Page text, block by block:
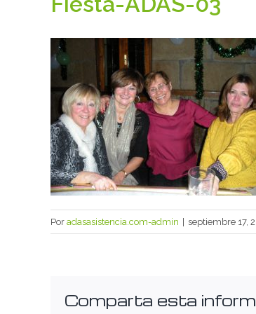
Por adasasistencia.com-admin septiembre 17,
Comparta esta